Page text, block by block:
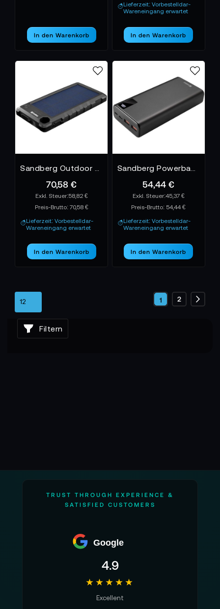
In den Warenkorb
Lieferzeit: Vorbestelldar-
Wareneingang erwartet
In den Warenkorb
70,58 €
58,82 €
Preis-Brutto: 70,58 €
Lieferzeit: Vorbestelldar-
Wareneingang erwartet
In den Warenkorb
54,44 €
45,37 €
Preis-Brutto: 54,44 €
Lieferzeit: Vorbestelldar-
Wareneingang erwartet
In den Warenkorb
Seite
Sie
1 Seite
2
Filtern
TRUST THROUGH EXPERIENCE &
SATISFIED CUSTOMERS
Google
4.9
★★★★★
Excellent